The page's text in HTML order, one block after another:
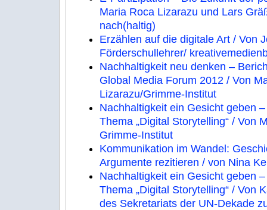
Maria Roca Lizarazu und Lars
nach(haltig)
Erzählen auf die digitale Art / Von
Förderschullehrer/
Nachhaltigkeit neu denken –
Global Media Forum 2012 / Von
Lizarazu/Grimme-Institut
Nachhaltigkeit ein Gesicht geben
Thema „Digital Storytelling“ / Von
Grimme-Institut
Kommunikation im Wandel:
Argumente rezitieren / von Nina
Nachhaltigkeit ein Gesicht geben
Thema „Digital Storytelling“ / Von
des Sekretariats der UN-Dekade